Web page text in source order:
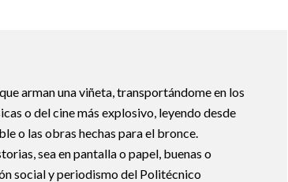
arman una viñeta, transportándome en los
o del cine más explosivo, leyendo desde
o las obras hechas para el bronce.
sea en pantalla o papel, buenas o
social y periodismo del Politécnico